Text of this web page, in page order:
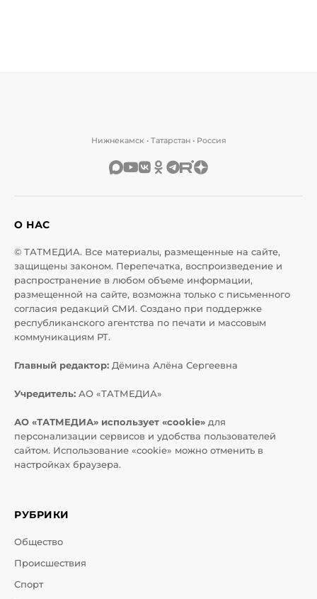
Нижнекамск • Татарстан • Россия
О НАС
© ТАТМЕДИА. Все материалы, размещенные на сайте,
защищены законом. Перепечатка, воспроизведение и
распространение в любом объеме информации,
размещенной на сайте, возможна только с письменного
согласия редакций СМИ. Создано при поддержке
республиканского агентства по печати и массовым
коммуникациям РТ.
Главный редактор: Дёмина Алёна Сергеевна
Учредитель: АО «ТАТМЕДИА»
АО «ТАТМЕДИА» использует «cookie» для
персонализации сервисов и удобства пользователей
сайтом. Использование «cookie» можно отменить в
настройках браузера.
РУБРИКИ
Общество
Происшествия
Спорт